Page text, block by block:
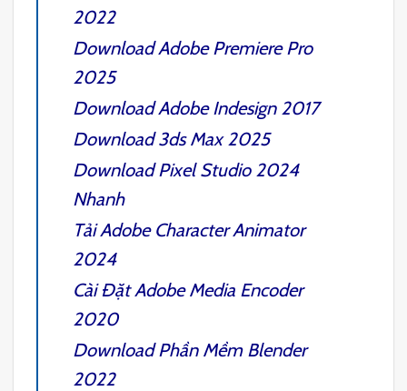
2022
DownloadAdobe Premiere Pro
2025
DownloadAdobe Indesign 2017
Download3ds Max 2025
DownloadPixel Studio 2024
Nhanh
TảiAdobe Character Animator
2024
Cài ĐặtAdobe Media Encoder
2020
Download Phần Mềm Blender
2022